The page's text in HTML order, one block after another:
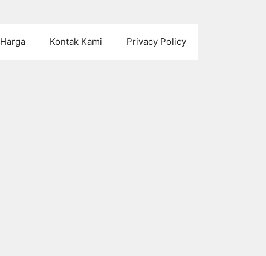
Harga Kontak Kami Privacy Policy